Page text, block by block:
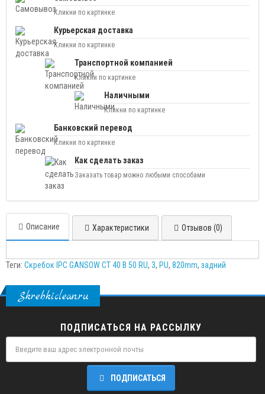
Кликни по картинке
Курьерская доставка
Кликни по картинке
Транспортной компанией
Кликни по картинке
Наличными
Кликни по картинке
Банковский перевод
Кликни по картинке
Как сделать заказ
Заказать товар можно любыми способами
Описание Характеристики Отзывов (0)
Теги: Скребок IPC GANSOW CT 40 B 50 RU, 3, PU, 820mm, задний
Skrebkiclean.ru
ПОДПИСАТЬСЯ НА РАССЫЛКУ
ПОДПИСАТЬСЯ